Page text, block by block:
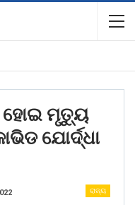
ହୋଇ ମୃତ୍ୟୁ
ଯୋର୍ଦ୍ଧା
ରାଜ୍ୟ